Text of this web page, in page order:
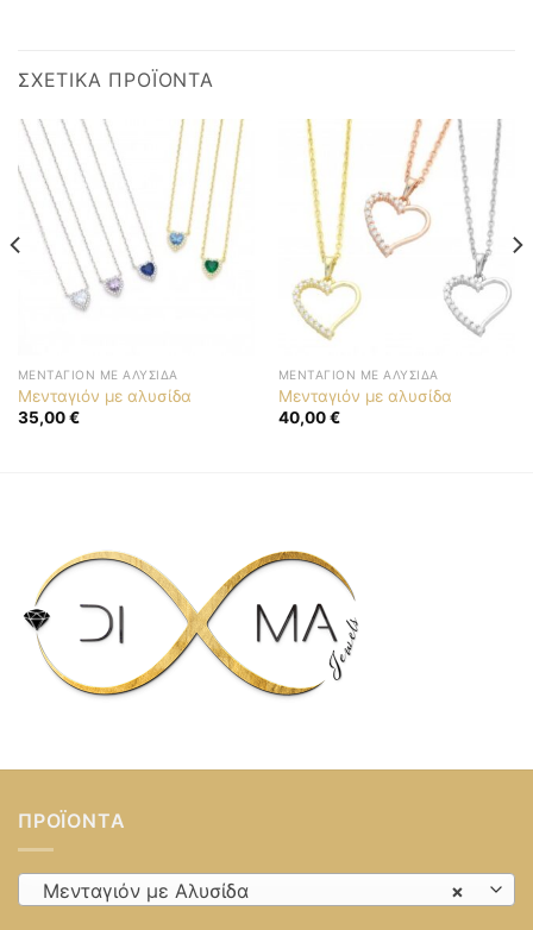
ΣΧΕΤΙΚΆ ΠΡΟΪΌΝΤΑ
ΜΕΝΤΑΓΙΌΝ ΜΕ ΑΛΥΣΊΔΑ
Μενταγιόν με αλυσίδα
35,00€
ΜΕΝΤΑΓΙΌΝ ΜΕ ΑΛΥΣΊΔΑ
Μενταγιόν με αλυσίδα
40,00€
ΠΡΟΪΌΝΤΑ
×
Μενταγιόν με Αλυσίδα